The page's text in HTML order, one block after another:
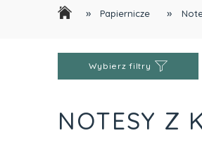
» Papiernicze »
Wybierz filtry
NOTESY Z